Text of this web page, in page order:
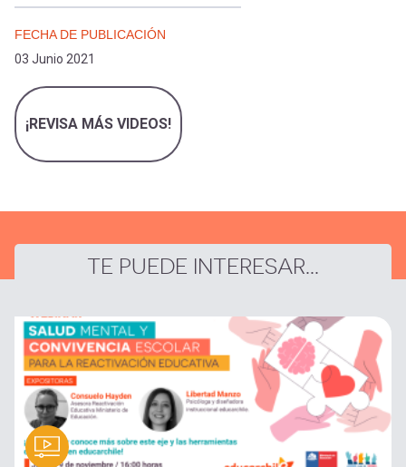
FECHA DE PUBLICACIÓN
03 Junio 2021
¡REVISA MÁS VIDEOS!
TE PUEDE INTERESAR...